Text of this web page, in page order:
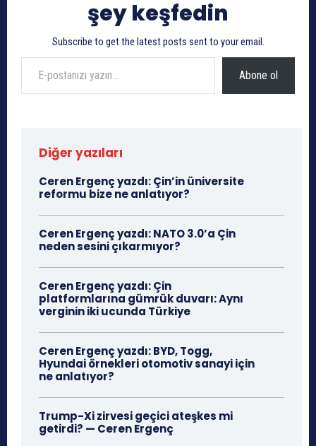
şey keşfedin
Subscribe to get the latest posts sent to your email.
E-postanızı yazın…
Abone ol
Diğer yazıları
Ceren Ergenç yazdı: Çin’in üniversite
reformu bize ne anlatıyor?
Ceren Ergenç yazdı: NATO 3.0’a Çin
neden sesini çıkarmıyor?
Ceren Ergenç yazdı: Çin
platformlarına gümrük duvarı: Aynı
verginin iki ucunda Türkiye
Ceren Ergenç yazdı: BYD, Togg,
Hyundai örnekleri otomotiv sanayi için
ne anlatıyor?
Trump-Xi zirvesi geçici ateşkes mi
getirdi? — Ceren Ergenç